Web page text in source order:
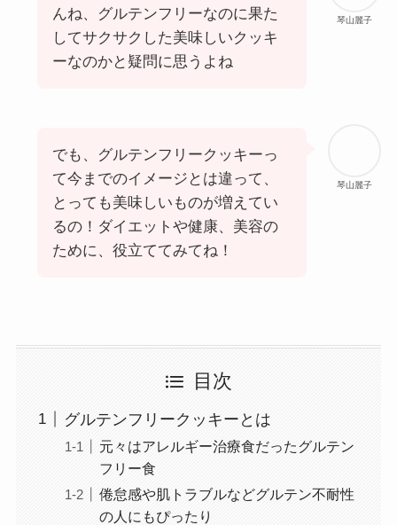
琴山麗子
んね、グルテンフリーなのに果た
してサクサクした美味しいクッキ
ーなのかと疑問に思うよね
琴山麗子
でも、グルテンフリークッキーっ
て今までのイメージとは違って、
とっても美味しいものが増えてい
るの！ダイエットや健康、美容の
ために、役立ててみてね！
目次
グルテンフリークッキーとは
元々はアレルギー治療食だったグルテン
フリー食
倦怠感や肌トラブルなどグルテン不耐性
の人にもぴったり